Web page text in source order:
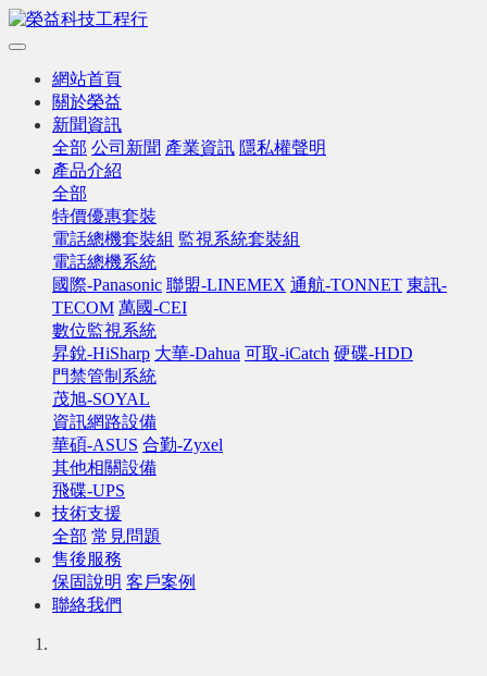
網站首頁
關於榮益
新聞資訊
全部 公司新聞 產業資訊 隱私權聲明
產品介紹
全部
特價優惠套裝
電話總機套裝組 監視系統套裝組
電話總機系統
國際-Panasonic 聯盟-LINEMEX 通航-TONNET 東訊-
TECOM 萬國-CEI
數位監視系統
昇銳-HiSharp 大華-Dahua 可取-iCatch 硬碟-HDD
門禁管制系統
茂旭-SOYAL
資訊網路設備
華碩-ASUS 合勤-Zyxel
其他相關設備
飛碟-UPS
技術支援
全部 常見問題
售後服務
保固說明 客戶案例
聯絡我們